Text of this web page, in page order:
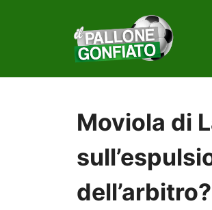
Moviola di
dell’arbitro?